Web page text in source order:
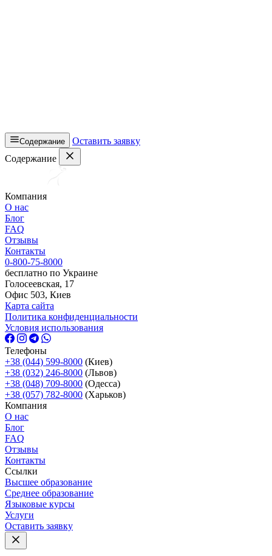
Содержание
Оставить заявку
Содержание
Компания
О нас
Блог
FAQ
Отзывы
Контакты
0-800-75-8000
бесплатно по Украине
Голосеевская, 17
Офис 503, Киев
Карта сайта
Политика конфиденциальности
Условия использования
Телефоны
+38 (044) 599-8000 (Киев)
+38 (032) 246-8000 (Львов)
+38 (048) 709-8000 (Одесcа)
+38 (057) 782-8000 (Харьков)
Компания
О нас
Блог
FAQ
Отзывы
Контакты
Ссылки
Высшее образование
Среднее образование
Языковые курсы
Услуги
Оставить заявку